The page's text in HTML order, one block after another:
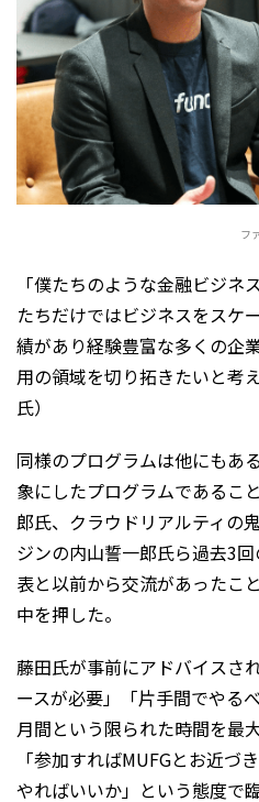
フ
「僕たちのような金融ビジ
たちだけではビジネスをスケ
績があり経験豊富な多くの企
用の領域を切り拓きたいと考
氏）
同様のプログラムは他にもあ
象にしたプログラムであるこ
郎氏、クラウドリアルティの
ジンの内山誓一郎氏ら過去3
表と以前から交流があったこ
中を押した。
藤田氏が事前にアドバイスさ
ースが必要」「片手間でやる
月間という限られた時間を最
「参加すればMUFGとお近づ
やればいいか」という態度で